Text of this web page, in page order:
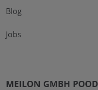
Blog
Jobs
MEILON GMBH POOD